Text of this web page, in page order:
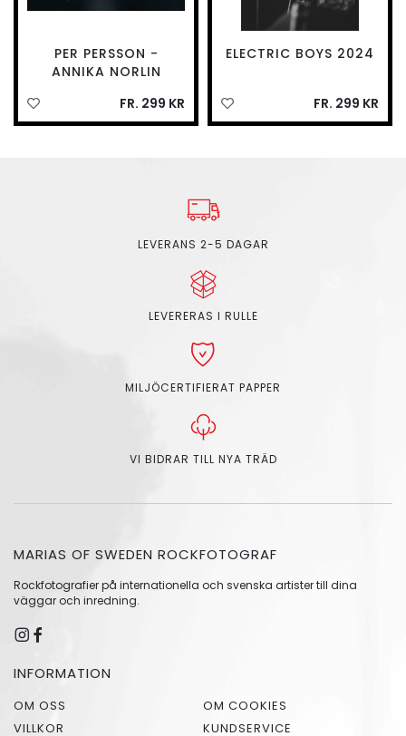
PER PERSSON -
ANNIKA NORLIN
FR. 299 KR
ELECTRIC BOYS 2024
FR. 299 KR
LEVERANS 2-5 DAGAR
LEVERERAS I RULLE
MILJÖCERTIFIERAT PAPPER
VI BIDRAR TILL NYA TRÄD
MARIAS OF SWEDEN ROCKFOTOGRAF
Rockfotografier på internationella och svenska artister till dina
väggar och inredning.
INFORMATION
OM OSS
OM COOKIES
VILLKOR
KUNDSERVICE